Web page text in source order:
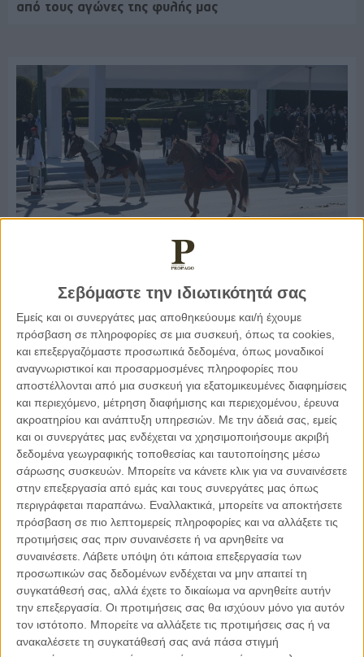
Σεβόμαστε την ιδιωτικότητά σας
Εμείς και οι συνεργάτες μας αποθηκεύουμε και/ή έχουμε
πρόσβαση σε πληροφορίες σε μια συσκευή, όπως τα cookies,
και επεξεργαζόμαστε προσωπικά δεδομένα, όπως μοναδικοί
αναγνωριστικοί και προσαρμοσμένες πληροφορίες που
αποστέλλονται από μια συσκευή για εξατομικευμένες διαφημίσεις
και περιεχόμενο, μέτρηση διαφήμισης και περιεχομένου, έρευνα
ακροατηρίου και ανάπτυξη υπηρεσιών. Με την άδειά σας, εμείς
και οι συνεργάτες μας ενδέχεται να χρησιμοποιήσουμε ακριβή
δεδομένα γεωγραφικής τοποθεσίας και ταυτοποίησης μέσω
σάρωσης συσκευών. Μπορείτε να κάνετε κλικ για να συναινέσετε
στην επεξεργασία από εμάς και τους συνεργάτες μας όπως
περιγράφεται παραπάνω. Εναλλακτικά, μπορείτε να αποκτήσετε
πρόσβαση σε πιο λεπτομερείς πληροφορίες και να αλλάξετε τις
προτιμήσεις σας πριν συναινέσετε ή να αρνηθείτε να
συναινέσετε. Λάβετε υπόψη ότι κάποια επεξεργασία των
προσωπικών σας δεδομένων ενδέχεται να μην απαιτεί τη
συγκατάθεσή σας, αλλά έχετε το δικαίωμα να αρνηθείτε αυτήν
την επεξεργασία. Οι προτιμήσεις σας θα ισχύουν μόνο για αυτόν
τον ιστότοπο. Μπορείτε να αλλάξετε τις προτιμήσεις σας ή να
ανακαλέσετε τη συγκατάθεσή σας ανά πάσα στιγμή
από τους αγώνες της φυλής μας
ΕΛΛΆΔΑ, ΠΟΛΙΤΙΚΉ, ΤΟ ΘΈΜΑ ΤΗΣ ΗΜΈΡΑΣ
200 χρόνια μετά
25.03.2021, 11:27
ΠΑΡΕΜΒΆΣΕΙΣ
Στα αυτιά μας αντηχεί το σύνθημα των Αρματωλών
και των Κλεφτών